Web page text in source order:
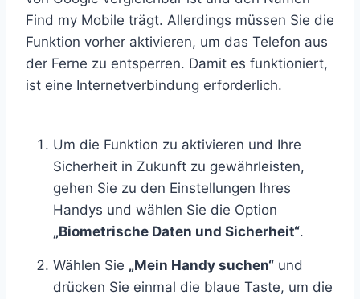
Find my Mobile trägt. Allerdings müssen Sie die
Funktion vorher aktivieren, um das Telefon aus
der Ferne zu entsperren. Damit es funktioniert,
ist eine Internetverbindung erforderlich.
Um die Funktion zu aktivieren und Ihre
Sicherheit in Zukunft zu gewährleisten,
gehen Sie zu den Einstellungen Ihres
Handys und wählen Sie die Option
„Biometrische Daten und Sicherheit“.
Wählen Sie „Mein Handy suchen“ und
drücken Sie einmal die blaue Taste, um die